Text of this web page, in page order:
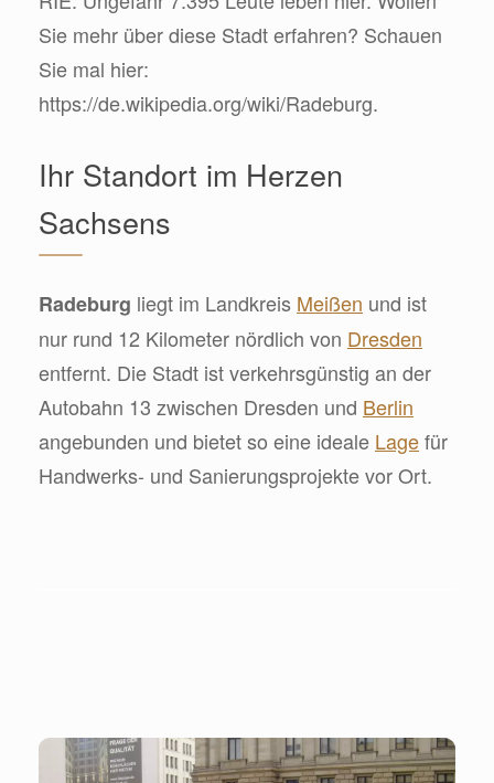
Sie mehr über diese Stadt erfahren? Schauen
Sie mal hier:
https://de.wikipedia.org/wiki/Radeburg.
Ihr Standort im Herzen
Sachsens
Radeburg liegt im Landkreis Meißen und ist
nur rund 12 Kilometer nördlich von Dresden
entfernt. Die Stadt ist verkehrsgünstig an der
Autobahn 13 zwischen Dresden und Berlin
angebunden und bietet so eine ideale Lagefür
Handwerks- und Sanierungsprojekte vor Ort.